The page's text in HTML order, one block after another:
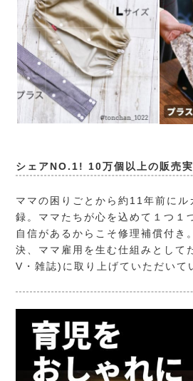
シェアNO.1! 10万個以上の販売
ママの困りごとから約11年前にル
録。ママたちが心を込めて１つ１
自信があるからこそ修理補償付き
決、ママ雇用を生む仕組みとして
V・雑誌)に取り上げていただいて